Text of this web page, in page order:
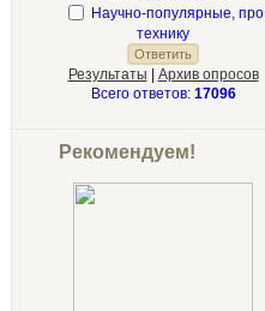
Научно-популярные, про
технику
Результаты
Архив опросов
Всего ответов: 17096
Рекомендуем!